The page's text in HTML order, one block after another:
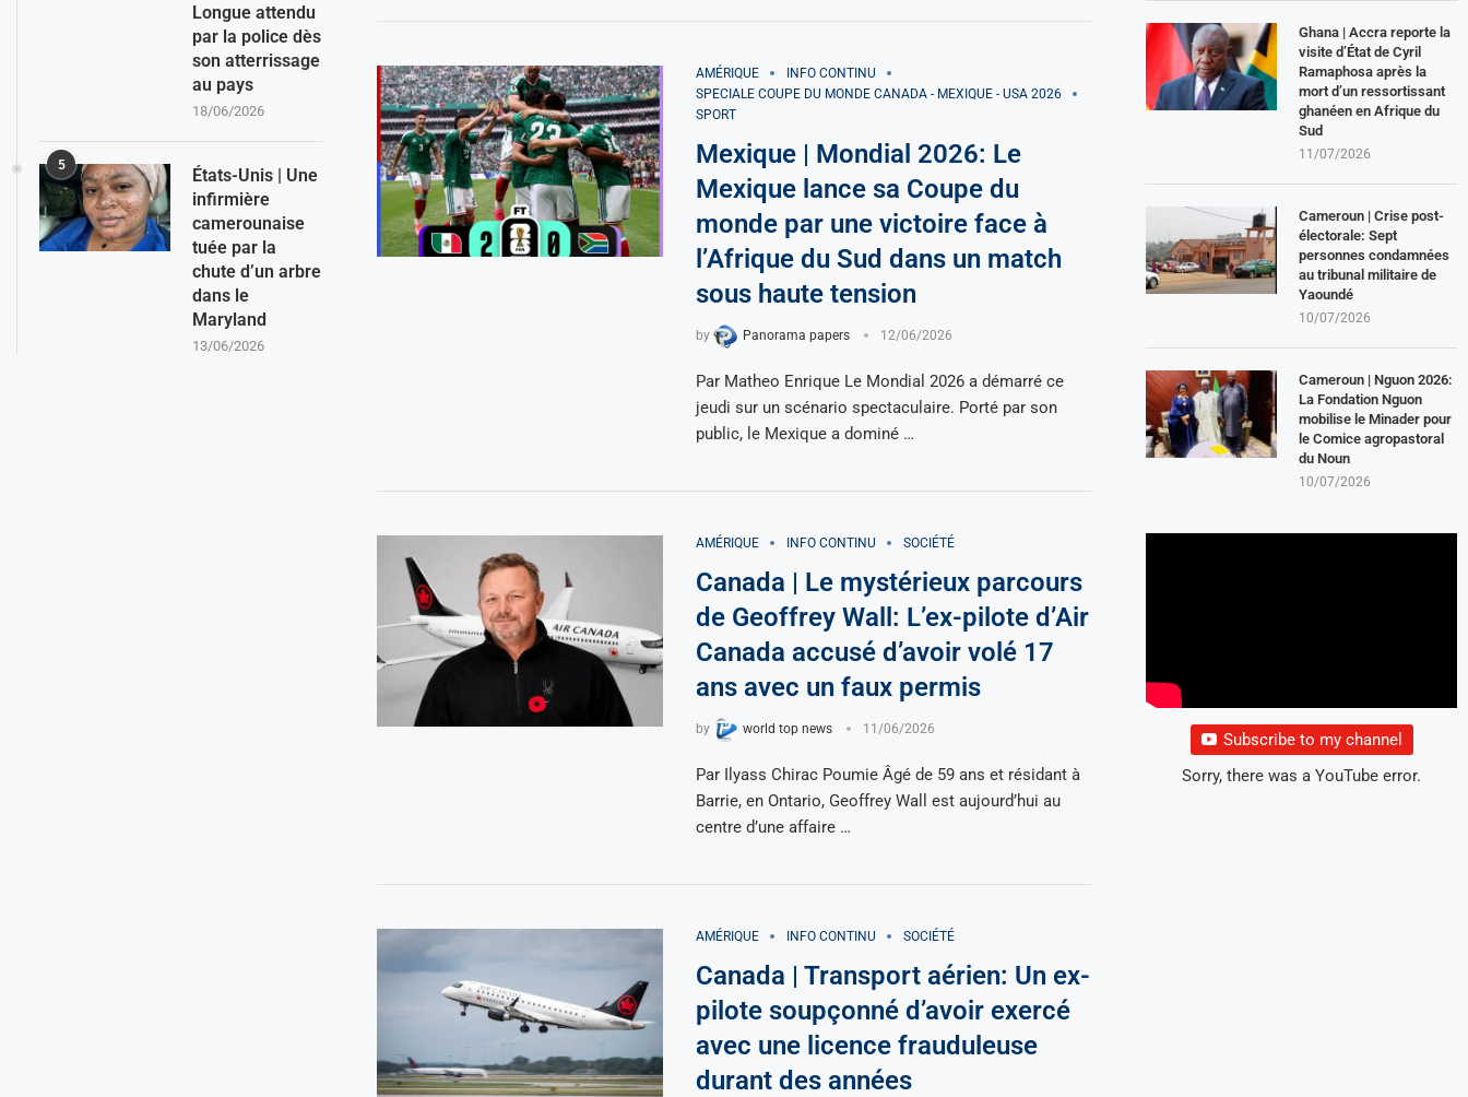
AMÉRIQUE
INFO CONTINU
SPECIALE COUPE DU MONDE CANADA - MEXIQUE - USA 2026
SPORT
Mexique | Mondial 2026: Le
Mexique lance sa Coupe du
monde par une victoire face à
l’Afrique du Sud dans un match
sous haute tension
by Panorama papers 12/06/2026
Par Matheo Enrique Le Mondial 2026 a démarré ce
jeudi sur un scénario spectaculaire. Porté par son
public, le Mexique a dominé …
AMÉRIQUE INFO CONTINU SOCIÉTÉ
Canada | Le mystérieux parcours
de Geoffrey Wall: L’ex-pilote d’Air
Canada accusé d’avoir volé 17
ans avec un faux permis
by world top news 11/06/2026
Par Ilyass Chirac Poumie Âgé de 59 ans et résidant à
Barrie, en Ontario, Geoffrey Wall est aujourd’hui au
centre d’une affaire …
AMÉRIQUE INFO CONTINU SOCIÉTÉ
Canada | Transport aérien: Un ex-
pilote soupçonné d’avoir exercé
avec une licence frauduleuse
durant des années
Ghana | Accra reporte la
visite d’État de Cyril
Ramaphosa après la
mort d’un ressortissant
ghanéen en Afrique du
Sud
11/07/2026
Cameroun | Crise post-
électorale: Sept
personnes condamnées
au tribunal militaire de
Yaoundé
10/07/2026
Cameroun | Nguon 2026:
La Fondation Nguon
mobilise le Minader pour
le Comice agropastoral
du Noun
10/07/2026
Subscribe to my channel
Sorry, there was a YouTube error.
Longue attendu
par la police dès
son atterrissage
au pays
18/06/2026
5
États-Unis | Une
infirmière
camerounaise
tuée par la
chute d’un arbre
dans le
Maryland
13/06/2026